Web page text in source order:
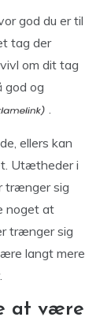
god du er til
tag der
om dit tag
god og
.
ellers kan
Utætheder i
trænger sig
noget at
trænger sig
langt mere
at være